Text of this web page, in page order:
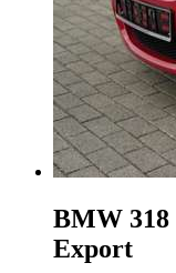
BMW 318
Export